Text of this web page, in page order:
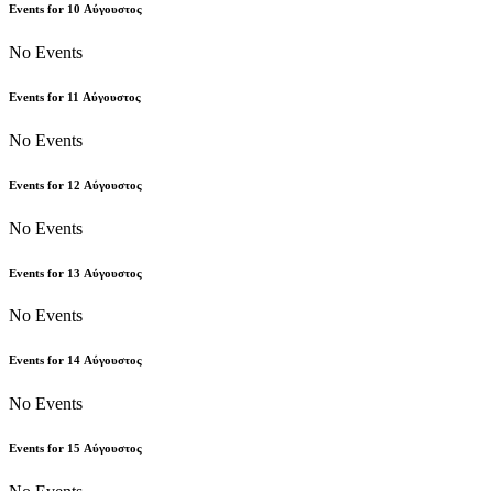
Events for 10 Αύγουστος
No Events
Events for 11 Αύγουστος
No Events
Events for 12 Αύγουστος
No Events
Events for 13 Αύγουστος
No Events
Events for 14 Αύγουστος
No Events
Events for 15 Αύγουστος